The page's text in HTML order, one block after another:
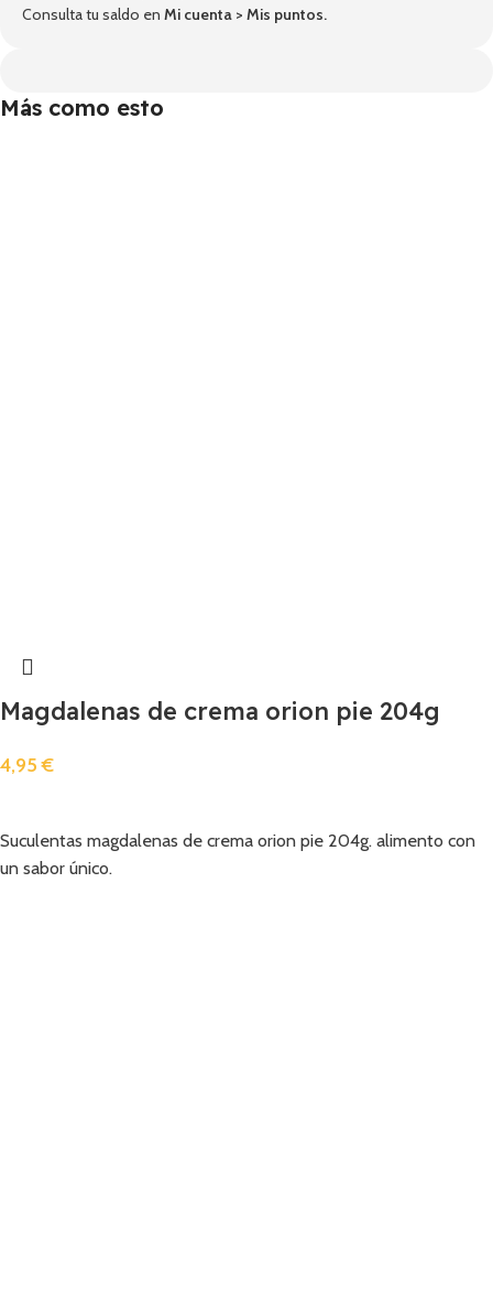
Consulta tu saldo en Mi cuenta > Mis puntos.
Más como esto
Magdalenas de crema orion pie 204g
4,95€
Suculentas magdalenas de crema orion pie 204g. alimento con
un sabor único.